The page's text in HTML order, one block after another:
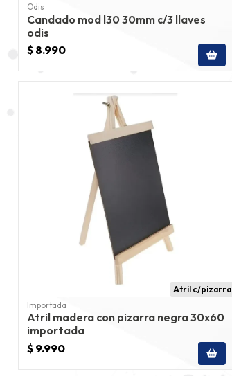
Odis
Candado mod l30 30mm c/3 llaves
odis
$ 8.990
Atril c/pizarra
Importada
Atril madera con pizarra negra 30x60
importada
$ 9.990